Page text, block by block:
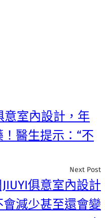
意室內設計，年
醫生提示：“不
Next Post
俱意室內設計
減少甚至還會變